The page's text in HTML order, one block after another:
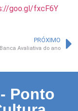
goo.gl/fxcF6Y
PRÓXIMO
Avaliativa do ano
Ponto